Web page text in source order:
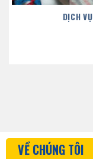
DỊCH
VỀ CHÚNG TÔI